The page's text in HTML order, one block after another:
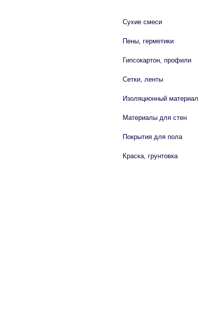
Сухие смеси
Пены, герметики
Гипсокартон, профили
Сетки, ленты
Изоляционный материал
Материалы для стен
Покрытия для пола
Краска, грунтовка